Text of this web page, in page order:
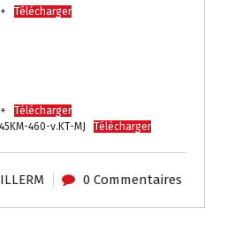
Télécharger
Télécharger
460-v.KT-MJ
Télécharger
0 Commentaires